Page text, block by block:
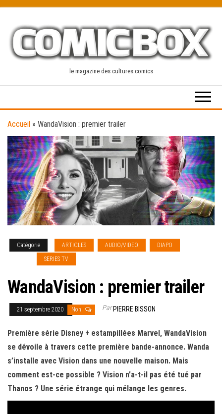
content
le magazine des cultures comics
Accueil » WandaVision : premier trailer
Catégorie ARTICLES AUDIO/VIDEO DIAPO
SERIES TV
WandaVision : premier trailer
21 septembre 2020 Non ParPIERRE BISSON
Première série Disney + estampillées Marvel, WandaVision
se dévoile à travers cette première bande-annonce. Wanda
s’installe avec Vision dans une nouvelle maison. Mais
comment est-ce possible ? Vision n’a-t-il pas été tué par
Thanos ? Une série étrange qui mélange les genres.